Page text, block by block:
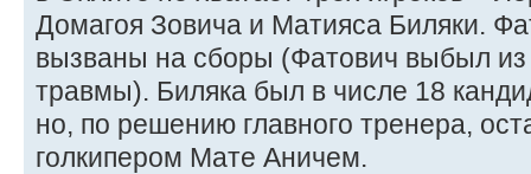
Домагоя Зовича и Матияса Биляки.
вызваны на сборы (Фатович выбыл
травмы). Биляка был в числе 18
но, по решению главного тренера,
голкипером Мате Аничем.